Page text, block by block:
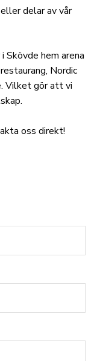
delar av vår
Skövde hem arena
Nordic
Vilket gör att vi
oss direkt!